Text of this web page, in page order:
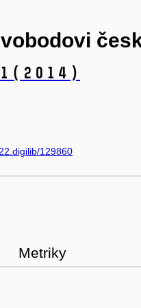
(2014)
129860
Metriky